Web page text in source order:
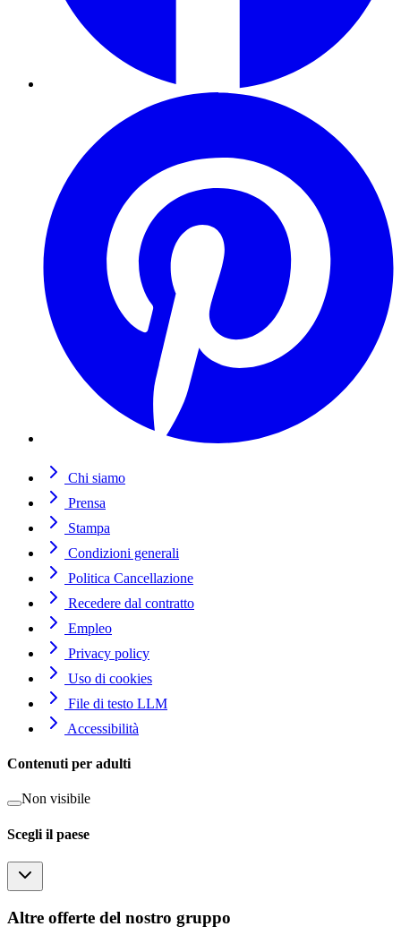
Chi siamo
Prensa
Stampa
Condizioni generali
Politica Cancellazione
Recedere dal contratto
Empleo
Privacy policy
Uso di cookies
File di testo LLM
Accessibilità
Contenuti per adulti
Non visibile
Scegli il paese
Altre offerte del nostro gruppo